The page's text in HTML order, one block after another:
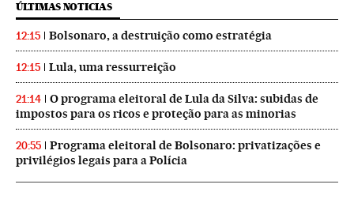
ÚLTIMAS NOTICIAS
12:15 Bolsonaro, a destruição como estratégia
12:15 Lula, uma ressurreição
21:14
O programa eleitoral de Lula da Silva: subidas de
impostos para os ricos e proteção para as minorias
20:55
Programa eleitoral de Bolsonaro: privatizações e
privilégios legais para a Polícia